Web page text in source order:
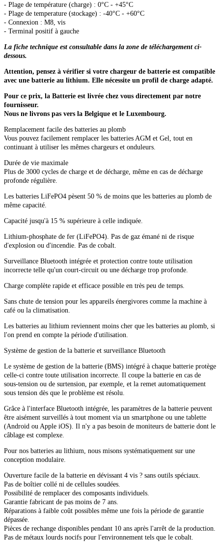
- Plage de température (charge) : 0°C - +45°C
- Plage de temperature (stockage) : -40°C - +60°C
- Connexion : M8, vis
- Terminal positif à gauche
La fiche technique est consultable dans la zone de téléchargement ci-
dessous.
Attention, pensez à vérifier si votre chargeur de batterie est compatible
avec une batterie au lithium. Elle nécessite un profil de charge adapté.
Pour ce prix, la Batterie est livrée chez vous directement par notre
fournisseur.
Nous ne livrons pas vers la Belgique et le Luxembourg.
Remplacement facile des batteries au plomb
Vous pouvez facilement remplacer les batteries AGM et Gel, tout en
continuant à utiliser les mêmes chargeurs et onduleurs.
Durée de vie maximale
Plus de 3000 cycles de charge et de décharge, même en cas de décharge
profonde régulière.
Les batteries LiFePO4 pèsent 50 % de moins que les batteries au plomb de
même capacité.
Capacité jusqu'à 15 % supérieure à celle indiquée.
Lithium-phosphate de fer (LiFePO4). Pas de gaz émané ni de risque
d'explosion ou d'incendie. Pas de cobalt.
Surveillance Bluetooth intégrée et protection contre toute utilisation
incorrecte telle qu'un court-circuit ou une décharge trop profonde.
Charge complète rapide et efficace possible en très peu de temps.
Sans chute de tension pour les appareils énergivores comme la machine à
café ou la climatisation.
Les batteries au lithium reviennent moins cher que les batteries au plomb, si
l'on prend en compte la période d'utilisation.
Système de gestion de la batterie et surveillance Bluetooth
Le système de gestion de la batterie (BMS) intégré à chaque batterie protège
celle-ci contre toute utilisation incorrecte. Il coupe la batterie en cas de
sous-tension ou de surtension, par exemple, et la remet automatiquement
sous tension dès que le problème est résolu.
Grâce à l'interface Bluetooth intégrée, les paramètres de la batterie peuvent
être aisément surveillés à tout moment via un smartphone ou une tablette
(Android ou Apple iOS). Il n'y a pas besoin de moniteurs de batterie dont le
câblage est complexe.
Pour nos batteries au lithium, nous misons systématiquement sur une
conception modulaire.
Ouverture facile de la batterie en dévissant 4 vis ? sans outils spéciaux.
Pas de boîtier collé ni de cellules soudées.
Possibilité de remplacer des composants individuels.
Garantie fabricant de pas moins de 7 ans.
Réparations à faible coût possibles même une fois la période de garantie
dépassée.
Pièces de rechange disponibles pendant 10 ans après l'arrêt de la production.
Pas de métaux lourds nocifs pour l'environnement tels que le cobalt.